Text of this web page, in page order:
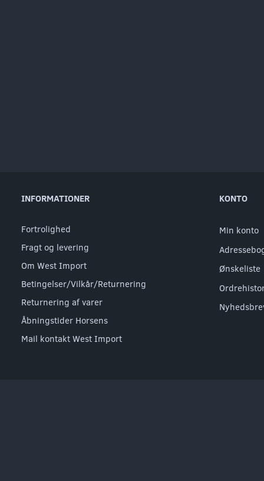
INFORMATIONER
Fortrolighed
Fragt og levering
Om West Import
Betingelser/Vilkår/Returnering
Returnering af varer
Åbningstider Horsens
Mail kontakt West Import
KONTO
Min konto
Ønskeliste